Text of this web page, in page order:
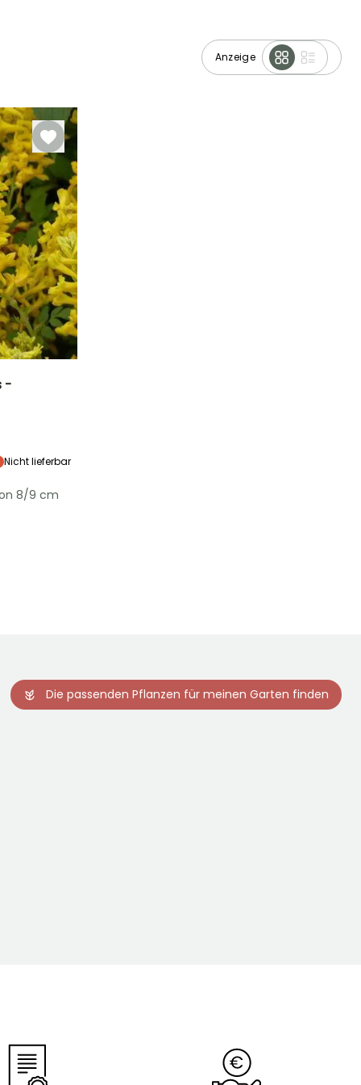
Anzeige
-
Nicht lieferbar
8/9 cm
Die passenden Pflanzen für meinen Garten finden